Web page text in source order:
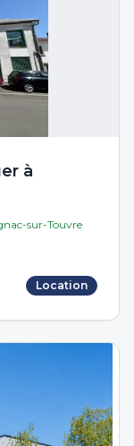
à
sur-Touvre
Location